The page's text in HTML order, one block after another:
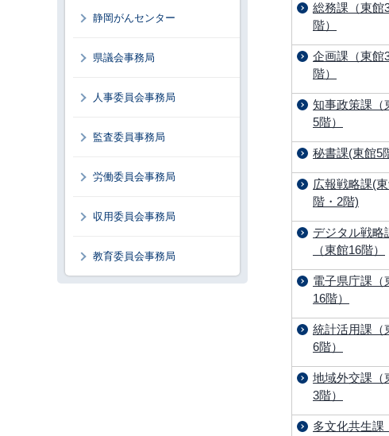
総務課（東館
階）
企画課（東館
階）
知事政策課（
5階）
秘書課(東館5
広報戦略課(
階・2階)
デジタル戦略
（東館16階）
電子県庁課（
16階）
統計活用課（
6階）
地域外交課（
3階）
多文化共生課
静岡がんセンター
県議会事務局
人事委員会事務局
監査委員事務局
労働委員会事務局
収用委員会事務局
教育委員会事務局